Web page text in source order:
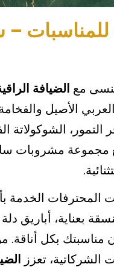
للمناسبات –
مع الضيافة
الأصيل
التمور، الشوكولاتة
مجموعة مشروبات
المحترفات الخدمة
بعناية، أباريق
مناسبتك بكل أناقة.
الشركاتية، تعزز